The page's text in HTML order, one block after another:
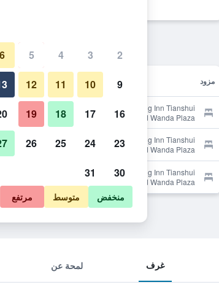
مزود
Provider for Jinjiang Inn Tianshui
Chunfeng Road Wanda Plaza
Provider for Jinjiang Inn Tianshui
Chunfeng Road Wanda Plaza
Provider for Jinjiang Inn Tianshui
Chunfeng Road Wanda Plaza
غرف لمحة عن
2
3
4
5
6
9
10
11
12
16
17
18
19
23
24
25
26
30
31
منخفض متوسط مرتفع